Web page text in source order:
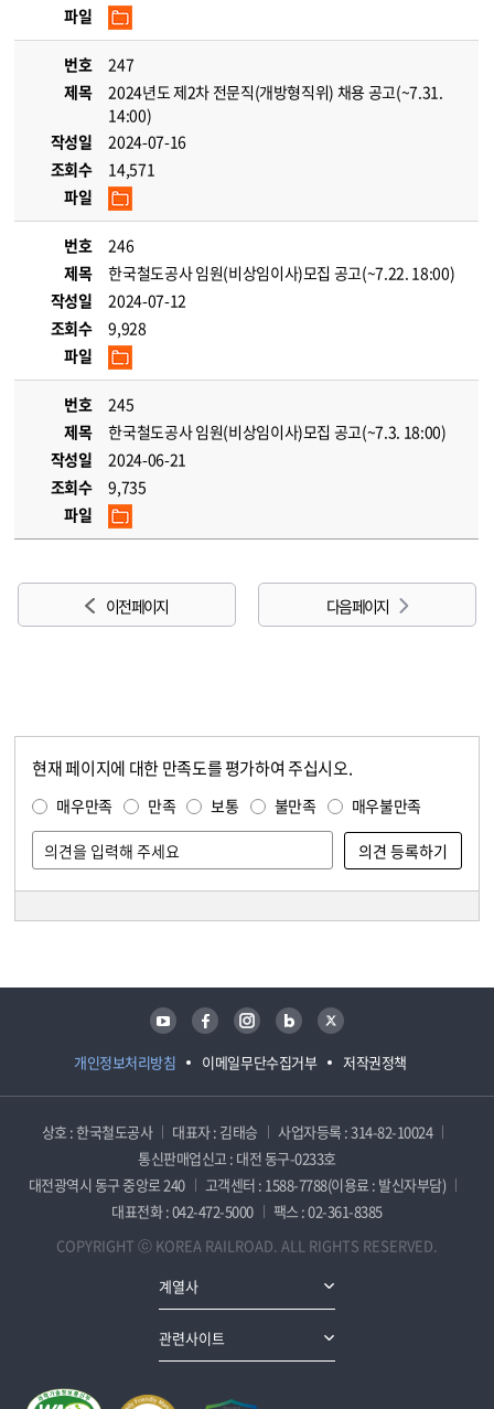
파일
번호
247
제목
2024년도 제2차 전문직(개방형직위) 채용 공고(~7.31.
14:00)
작성일
2024-07-16
조회수
14,571
파일
번호
246
제목
한국철도공사 임원(비상임이사)모집 공고(~7.22. 18:00)
작성일
2024-07-12
조회수
9,928
파일
번호
245
제목
한국철도공사 임원(비상임이사)모집 공고(~7.3. 18:00)
작성일
2024-06-21
조회수
9,735
파일
이전 페이지 다음 페이지
현재 페이지에 대한 만족도를 평가하여 주십시오.
매우만족 만족 보통 불만족 매우불만족
개인정보처리방침 이메일무단수집거부 저작권정책
유튜브 페이스북 인스타그램 블로그 트위터
상호 : 한국철도공사 대표자 : 김태승
사업자등록 : 314-82-10024
통신판매업신고 : 대전 동구-0233호
대전광역시 동구 중앙로 240
고객센터 : 1588-7788(이용료 : 발신자부담)
대표전화 : 042-472-5000
팩스 : 02-361-8385
COPYRIGHT ⓒ KOREA RAILROAD. ALL RIGHTS RESERVED.
계열사
관련사이트